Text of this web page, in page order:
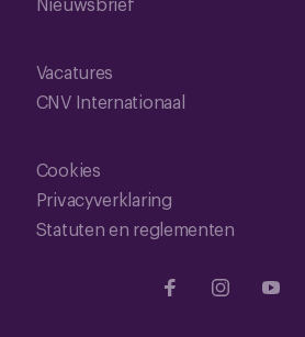
Vacatures
CNV Internationaal
Cookies
Privacyverklaring
Statuten en reglementen